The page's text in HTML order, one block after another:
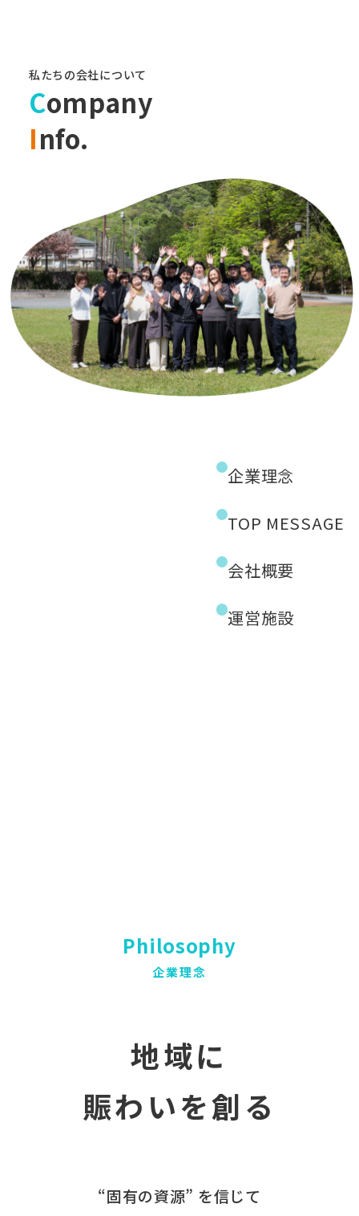
私たちの会社について
Company
Info.
企業理念
TOP MESSAGE
会社概要
運営施設
Philosophy
企業理念
地域に
賑わいを創る
“固有の​資源” を​信じて